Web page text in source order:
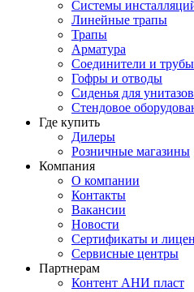
Системы
Линейные трапы
Трапы
Арматура
Соединители и
Гофры и отводы
Сиденья для унитазов
Стендовое
Где купить
Дилеры
Розничные магазины
Компания
О компании
Контакты
Вакансии
Новости
Сертификаты и
Сервисные центры
Партнерам
Контент АНИ пласт